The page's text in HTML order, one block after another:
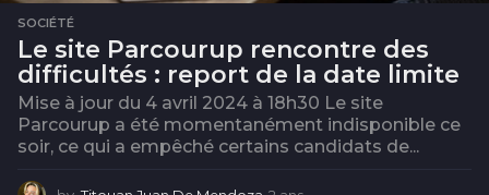
SOCIÉTÉ
Le site Parcourup rencontre des
difficultés : report de la date limite
Mise à jour du 4 avril 2024 à 18h30 Le site
Parcourup a été momentanément indisponible ce
soir, ce qui a empêché certains candidats de...